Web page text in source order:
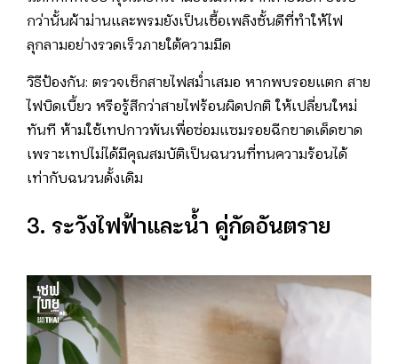
กว่านั้นผ้าม่านและพรมยังเป็นเชื้อเพลิงชั้นดีที่ทำให้ไฟ
ลุกลามอย่างรวดเร็วภายใต้ความมืด
วิธีป้องกัน: ตรวจเช็กสายไฟสม่ำเสมอ หากพบรอยแตก สาย
ไฟบิดเบี้ยว หรือรู้สึกว่าสายไฟร้อนผิดปกติ ให้เปลี่ยนใหม่
ทันที ห้ามใช้เทปกาวพันเพื่อซ่อมแซมรอยฉีกขาดเด็ดขาด
เพราะเทปไม่ได้มีคุณสมบัติเป็นฉนวนที่ทนความร้อนได้
เท่ากับฉนวนดั้งเดิม
3. ระวังไฟฟ้าและน้ำ คู่กัดอันตราย